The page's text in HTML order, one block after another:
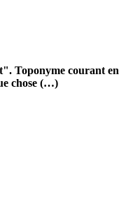
Toponyme courant en
chose (…)